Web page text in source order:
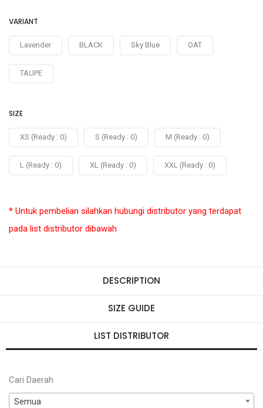
VARIANT
Lavender BLACK Sky Blue OAT
TAUPE
SIZE
XS (Ready : 0) S (Ready : 0) M (Ready : 0)
L (Ready : 0) XL (Ready : 0) XXL (Ready : 0)
* Untuk pembelian silahkan hubungi distributor yang terdapat
pada list distributor dibawah
DESCRIPTION
SIZE GUIDE
LIST DISTRIBUTOR
Cari Daerah
Semua